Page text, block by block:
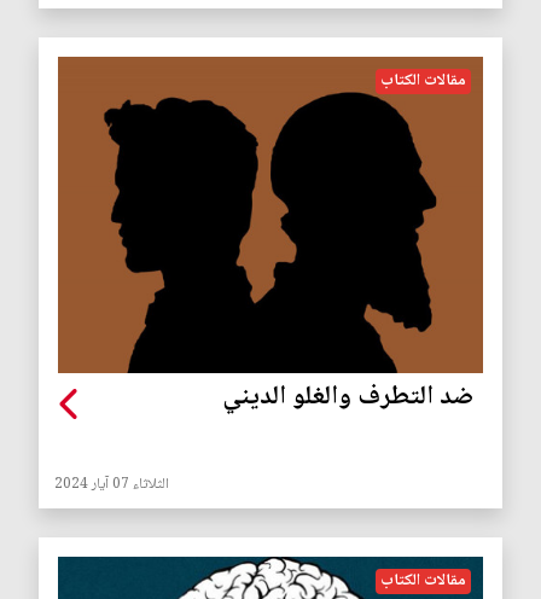
مقالات الكتاب
ضد التطرف والغلو الديني
الثلاثاء 07 آيار 2024
مقالات الكتاب